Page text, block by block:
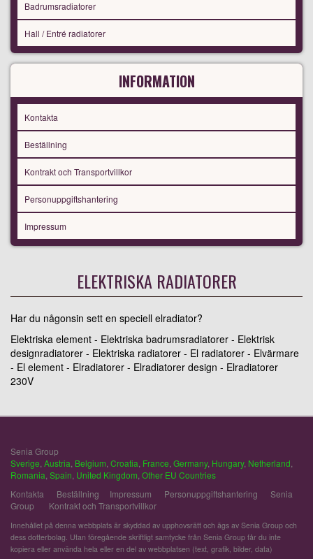
Badrumsradiatorer
Hall / Entré radiatorer
INFORMATION
Kontakta
Beställning
Kontrakt och Transportvillkor
Personuppgiftshantering
Impressum
ELEKTRISKA RADIATORER
Har du någonsin sett en speciell elradiator?
Elektriska element - Elektriska badrumsradiatorer - Elektrisk
designradiatorer - Elektriska radiatorer - El radiatorer - Elvärmare
- El element - Elradiatorer - Elradiatorer design - Elradiatorer
230V
Senia Group
Sverige Austria Belgium Croatia France Germany, Hungary, Netherland
Romania Spain United Kingdom Other EU Countries
Kontakta
Beställning Impressum Personuppgiftshantering
Senia
Group
Kontrakt och Transportvillkor
Innehållet på denna webbplats är skyddad av upphovsrätt och ägs av Senia Group och
dess dotterbolag. Utan föregående skriftligt samtycke från Senia Group får du inte
kopiera eller använda hela eller en del av webbplatsen (text, grafik, bilder, data)